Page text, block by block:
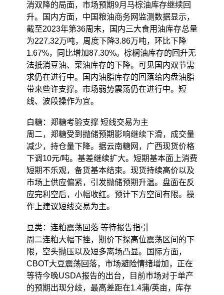
消双降的局面，市场预期9月马棕油库存继续回
升。国内方面，中国粮油商务网监测数据显示，
截至2023年第36周末，国内三大食用油库存总量
为227.32万吨，周度下降3.86万吨，环比下降
1.67%，同比增加87.30%。棕榈油库存的回升无
法抵消豆油、菜油库存的下降。可见国内双节需
求仍在进行中。国内油脂库存的回落给内盘油脂
带来些许支撑。市场弱势震荡仍在进行中。短
线、波段操作为宜。
白糖：郑糖考验支撑 短线交易为主
周二，郑糖受到抛储预期影响继续下滑，成交量
减少，持仓量下降。据云南糖网，广西现货价格
下调10元/吨。基差继续扩大。短期基本面上消费
短期不乐观，备货基本结束。现货持续高价以及
市场上供应偏紧，引发抛储预期升温。盘面在反
应完利空后，小幅收红。预计下方空间有限。操
作上建议短线交易为主。
豆类：连粕震荡回落 等待报告指引
周二连粕大幅下挫，期价下探高位震荡区间的下
限，空头抛压以及短多离场凸显。国际方面，
CBOT大豆震荡回落，市场避险情绪增加，正在
等待今晚USDA报告的出台，目前市场对于单产
的预期出现分歧，最高差距在1.4蒲/英亩，库存